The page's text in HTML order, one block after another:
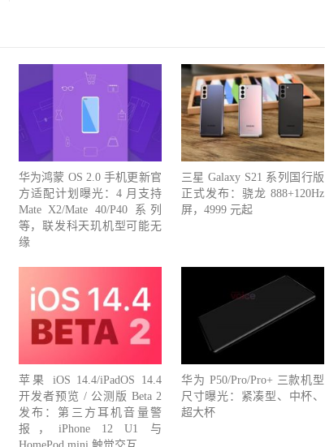
华为鸿蒙 OS 2.0 手机更新官
方适配计划曝光：4 月支持
Mate X2/Mate 40/P40 系列
等，联发科天玑机型可能无
缘
三星 Galaxy S21 系列国行版
正式发布：骁龙 888+120Hz
屏，4999 元起
苹果 iOS 14.4/iPadOS 14.4
开发者预览 / 公测版 Beta 2
发布：第三方耳机音量警
报，iPhone 12 U1 与
华为 P50/Pro/Pro+ 三款机型
尺寸曝光：紧凑型、中杯、
超大杯